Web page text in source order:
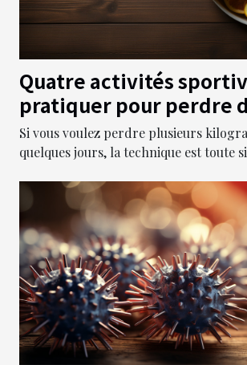
Quatre activités
pratiquer pour perdre
Si vous voulez perdre plusieurs
quelques jours, la technique est toute